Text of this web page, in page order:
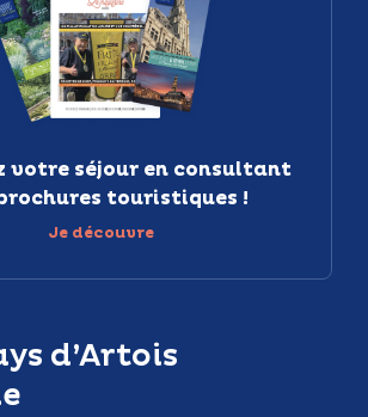
d’Artois
votre séjour en consultant
touristiques !
Je découvre